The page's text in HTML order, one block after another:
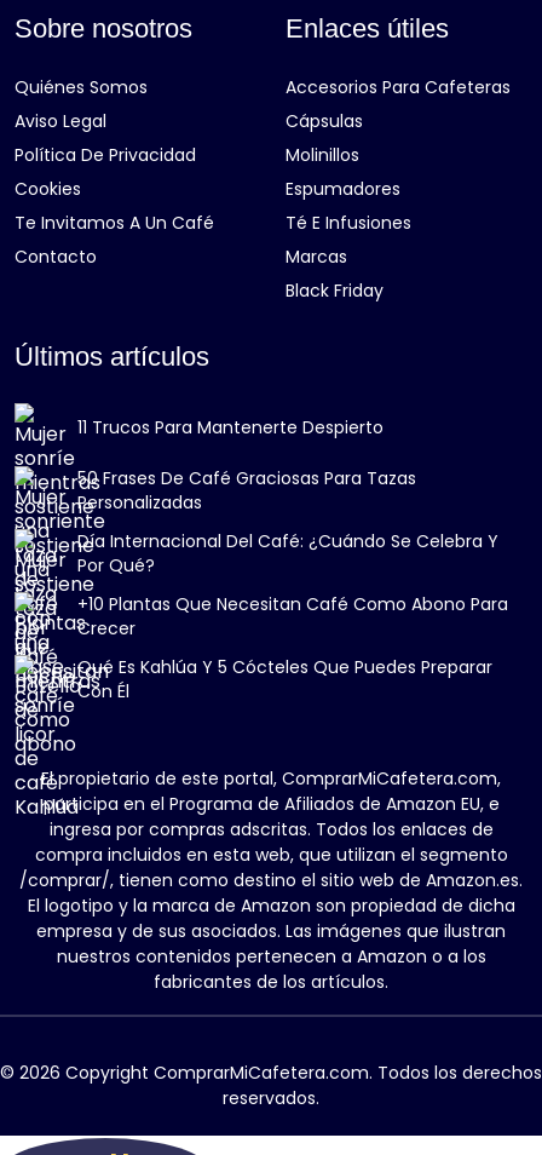
Sobre nosotros
Quiénes Somos
Aviso Legal
Política De Privacidad
Cookies
Te Invitamos A Un Café
Contacto
Enlaces útiles
Accesorios Para Cafeteras
Cápsulas
Molinillos
Espumadores
Té E Infusiones
Marcas
Black Friday
Últimos artículos
11 Trucos Para Mantenerte Despierto
50 Frases De Café Graciosas Para Tazas
Personalizadas
Día Internacional Del Café: ¿Cuándo Se Celebra Y
Por Qué?
+10 Plantas Que Necesitan Café Como Abono Para
Crecer
Qué Es Kahlúa Y 5 Cócteles Que Puedes Preparar
Con Él
El propietario de este portal, ComprarMiCafetera.com,
participa en el Programa de Afiliados de Amazon EU, e
ingresa por compras adscritas. Todos los enlaces de
compra incluidos en esta web, que utilizan el segmento
/comprar/, tienen como destino el sitio web de Amazon.es.
El logotipo y la marca de Amazon son propiedad de dicha
empresa y de sus asociados. Las imágenes que ilustran
nuestros contenidos pertenecen a Amazon o a los
fabricantes de los artículos.
© 2026 Copyright ComprarMiCafetera.com. Todos los derechos
reservados.